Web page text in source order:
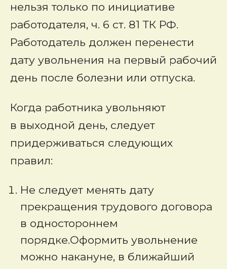
нельзя только по инициативе
работодателя, ч. 6 ст. 81 ТК РФ.
Работодатель должен перенести
дату увольнения на первый рабочий
день после болезни или отпуска.
Когда работника увольняют
в выходной день, следует
придерживаться следующих
правил:
Не следует менять дату
прекращения трудового договора
в одностороннем
порядке.Оформить увольнение
можно накануне, в ближайший